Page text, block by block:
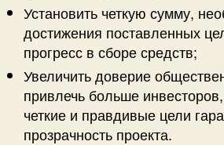
Установить четкую сумму,
достижения поставленных
прогресс в сборе средств;
Увеличить доверие
привлечь больше
четкие и правдивые цели
прозрачность проекта.